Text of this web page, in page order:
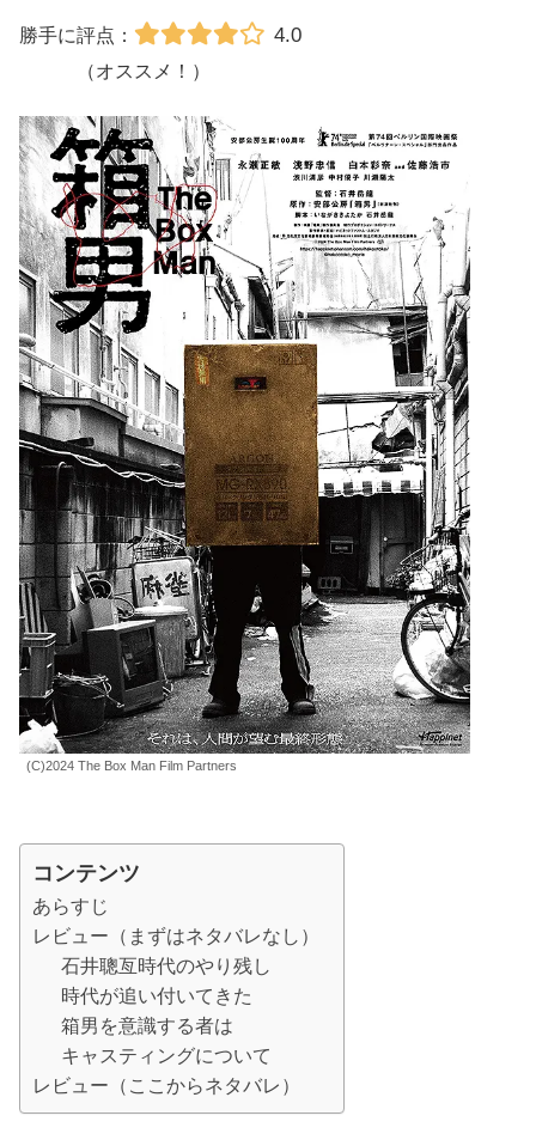
勝手に評点： 4.0
（オススメ！）
(C)2024 The Box Man Film Partners
コンテンツ
あらすじ
レビュー（まずはネタバレなし）
石井聰亙時代のやり残し
時代が追い付いてきた
箱男を意識する者は
キャスティングについて
レビュー（ここからネタバレ）